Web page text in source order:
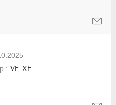
VF-XF